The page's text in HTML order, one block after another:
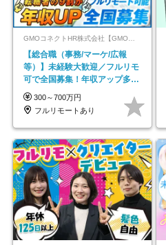
GMOコネクトHR株式会社【GMOインターネットグループ】
【総合職（事務/マーケ/広報
等）】未経験大歓迎／フルリモ
可で全国募集！年収アップ多数
★年休最大130日★
300～700万円
フルリモートあり